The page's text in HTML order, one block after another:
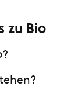
zu Bio